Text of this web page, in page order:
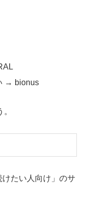
→ bionus
たい人向け」のサ